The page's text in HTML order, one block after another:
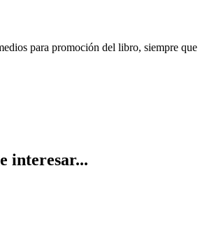
para promoción del libro, siempre
interesar...